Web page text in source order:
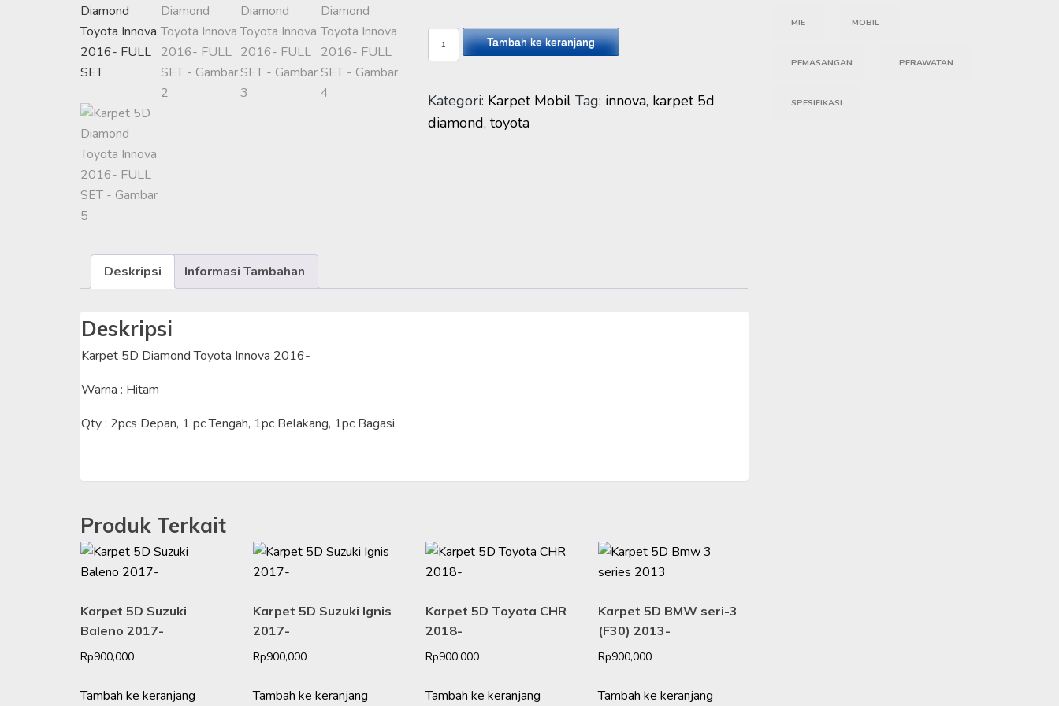
Kuantitas
Karpet
Diamond
Toyota
Tambah ke keranjang
Kategori: Karpet Mobil Tag: innova, karpet 5d
diamond, toyota
Deskripsi Informasi Tambahan
Deskripsi
Karpet 5D Diamond Toyota Innova 2016-
Warna : Hitam
Qty : 2pcs Depan, 1 pc Tengah, 1pc Belakang, 1pc Bagasi
Produk Terkait
Karpet 5D Suzuki
Baleno 2017-
Rp900,000
Tambah ke keranjang
Karpet 5D Suzuki Ignis
2017-
Rp900,000
Tambah ke keranjang
Karpet 5D Toyota CHR
2018-
Rp900,000
Tambah ke keranjang
Karpet 5D BMW seri-3
(F30) 2013-
Rp900,000
Tambah ke keranjang
MIE MOBIL
PEMASANGAN PERAWATAN
SPESIFIKASI